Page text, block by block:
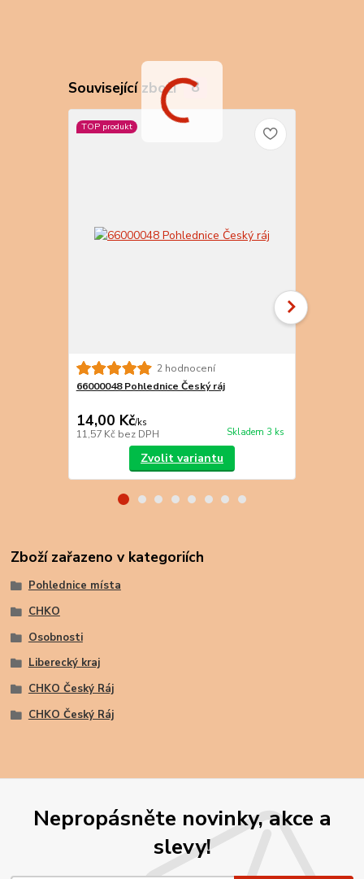
Související zboží 8
TOP produkt
2 hodnocení
66000048 Pohlednice Český ráj
14,00 Kč/ks
11,57 Kč bez DPH Skladem 3 ks
Zvolit variantu
Zboží zařazeno v kategoriích
Pohlednice místa
CHKO
Osobnosti
Liberecký kraj
CHKO Český Ráj
CHKO Český Ráj
Nepropásněte novinky, akce a
slevy!